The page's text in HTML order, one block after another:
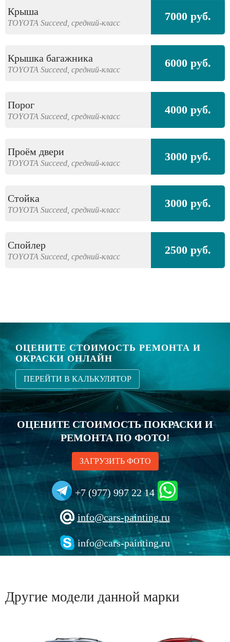
Крыша
TOYOTA Succeed, средний-класс 7000 руб.
Крышка багажника
TOYOTA Succeed, средний-класс 6000 руб.
Порог
TOYOTA Succeed, средний-класс 4000 руб.
Проём двери
TOYOTA Succeed, средний-класс 3000 руб.
Стойка
TOYOTA Succeed, средний-класс 3000 руб.
Спойлер
TOYOTA Succeed, средний-класс 2500 руб.
ОЦЕНИТЕ СТОИМОСТЬ РЕМОНТА И
ОКРАСКИ ОНЛАЙН
ПЕРЕЙТИ В КАЛЬКУЛЯТОР
ОЦЕНИТЕ СТОИМОСТЬ ПОКРАСКИ И
РЕМОНТА ПО ФОТО!
ЗАГРУЗИТЬ ФОТО
+7 (977) 997 22 14
info@cars-painting.ru
info@cars-painting.ru
Другие модели данной марки